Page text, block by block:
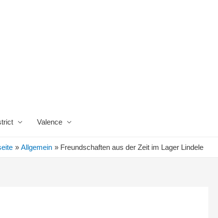
Valence
Allgemein Freundschaften aus der Zeit im Lager Lindele